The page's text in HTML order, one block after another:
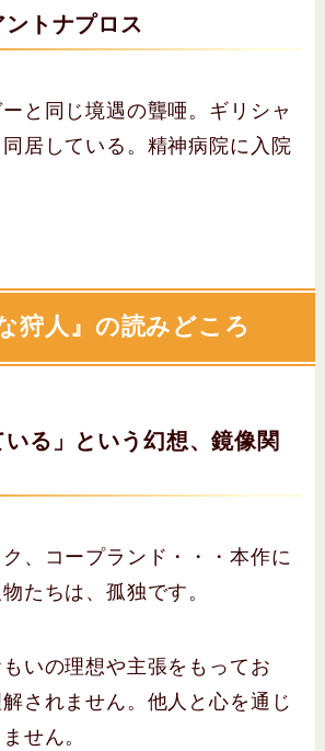
トナプロス
と同じ境遇の聾唖。ギリシャ
居している。精神病院に入院
狩人』の読みどころ
いる」という幻想、鏡像関
、コープランド・・・本作に
たちは、孤独です。
いの理想や主張をもってお
されません。他人と心を通じ
せん。